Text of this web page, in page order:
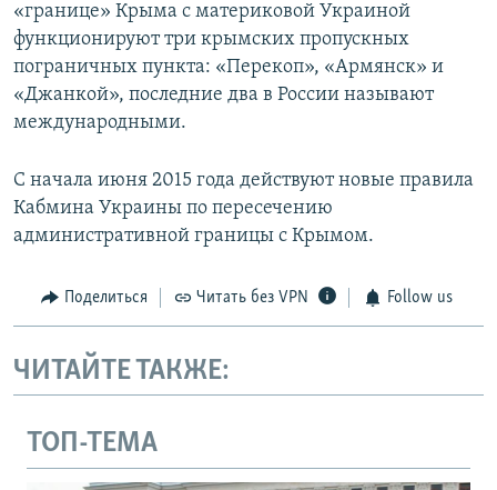
«границе» Крыма с материковой Украиной
функционируют три крымских пропускных
пограничных пункта: «Перекоп», «Армянск» и
«Джанкой», последние два в России называют
международными.
С начала июня 2015 года действуют новые правила
Кабмина Украины по пересечению
административной границы с Крымом.
Поделиться Читать без VPN Follow us
ЧИТАЙТЕ ТАКЖЕ:
ТОП-ТЕМА